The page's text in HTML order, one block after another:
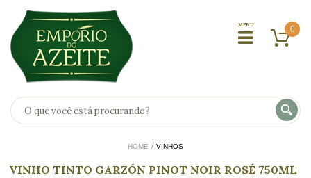
0
HOME VINHOS
VINHO TINTO GARZÓN PINOT NOIR ROSÉ 750ML